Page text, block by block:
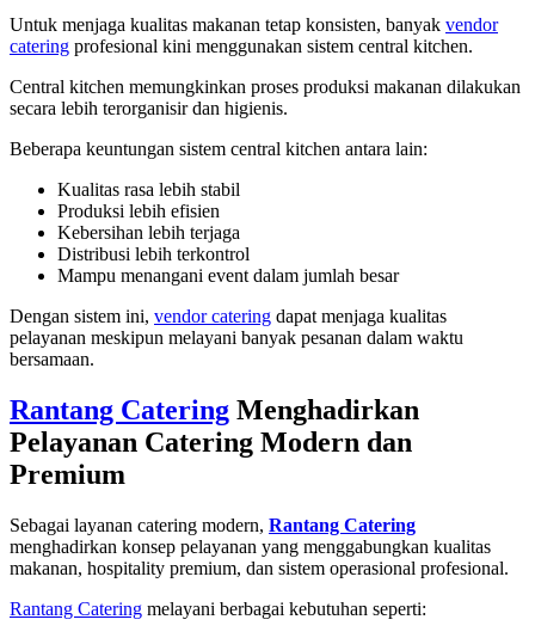
Untuk menjaga kualitas makanan tetap konsisten, banyak vendor
catering profesional kini menggunakan sistem central kitchen.
Central kitchen memungkinkan proses produksi makanan dilakukan
secara lebih terorganisir dan higienis.
Beberapa keuntungan sistem central kitchen antara lain:
Kualitas rasa lebih stabil
Produksi lebih efisien
Kebersihan lebih terjaga
Distribusi lebih terkontrol
Mampu menangani event dalam jumlah besar
Dengan sistem ini, vendor catering dapat menjaga kualitas
pelayanan meskipun melayani banyak pesanan dalam waktu
bersamaan.
Rantang Catering Menghadirkan
Pelayanan Catering Modern dan
Premium
Sebagai layanan catering modern, Rantang Catering
menghadirkan konsep pelayanan yang menggabungkan kualitas
makanan, hospitality premium, dan sistem operasional profesional.
Rantang Catering melayani berbagai kebutuhan seperti: